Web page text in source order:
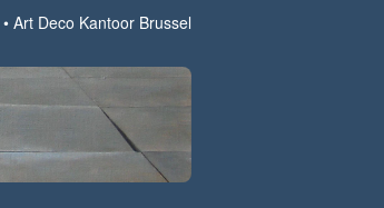
Art Deco Kantoor Brussel